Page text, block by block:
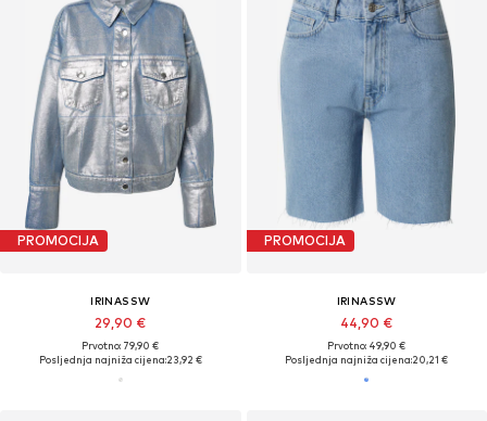
PROMOCIJA
IRINASSW
29,90 €
Prvotno: 79,90 €
Posljednja najniža cijena:23,92 €
PROMOCIJA
IRINASSW
44,90 €
Prvotno: 49,90 €
Posljednja najniža cijena:20,21 €